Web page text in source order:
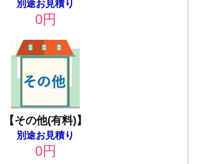
別途お見積り
0円
【その他(有料)】
別途お見積り
0円